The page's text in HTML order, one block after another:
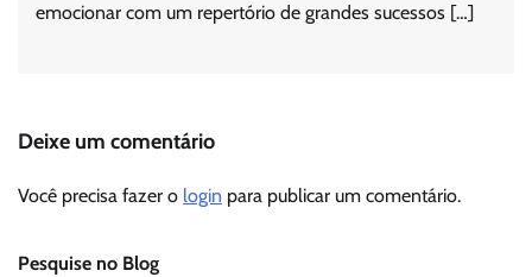
emocionar com um repertório de grandes sucessos […]
Deixe um comentário
Você precisa fazer o login para publicar um comentário.
Pesquise no Blog